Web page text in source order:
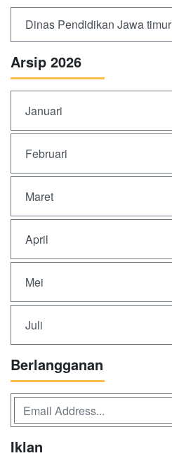
Dinas Pendidikan Jawa timur
Arsip 2026
Januari
Februari
Maret
April
Mei
Juli
Berlangganan
Iklan